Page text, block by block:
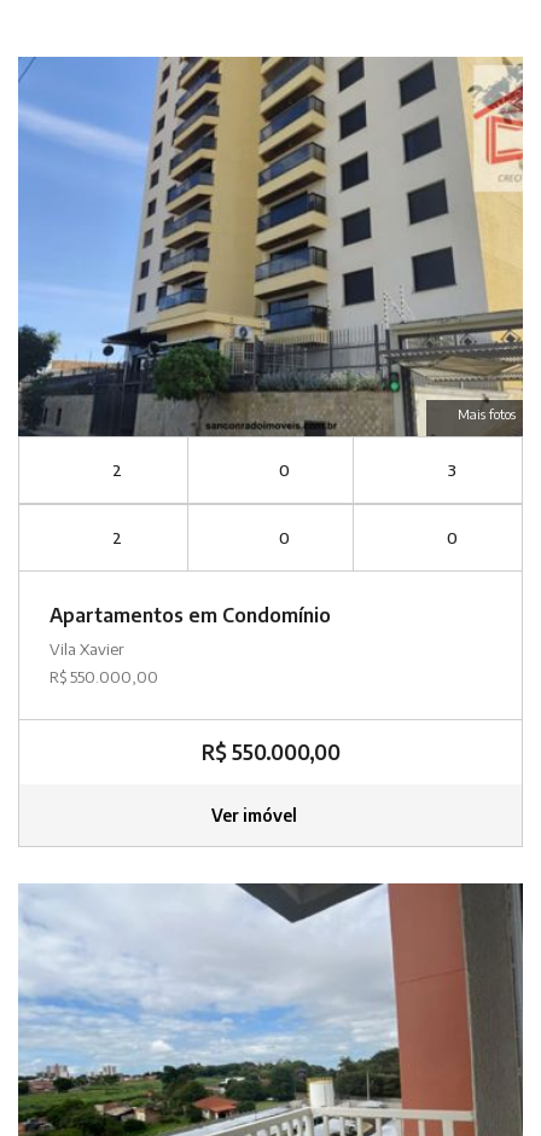
Mais fotos
2 0 3
2 0 0
Apartamentos em Condomínio
Vila Xavier
R$ 550.000,00
R$ 550.000,00
Ver imóvel